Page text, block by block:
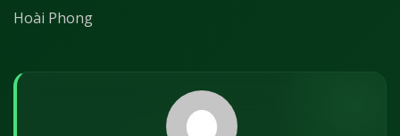
Hoài Phong